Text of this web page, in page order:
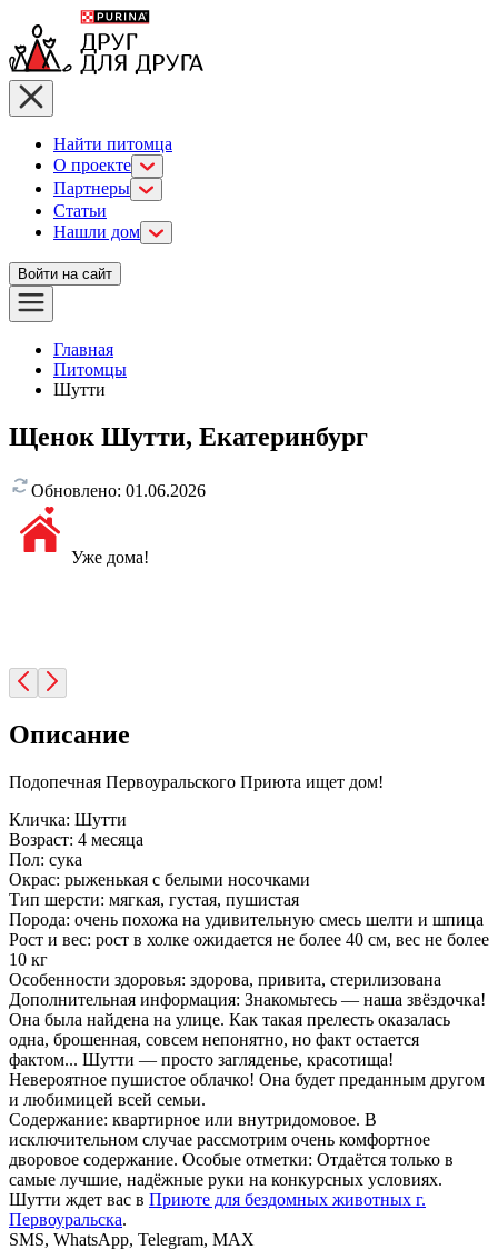
Найти питомца
О проекте
Партнеры
Статьи
Нашли дом
Войти на сайт
Главная
Питомцы
Шутти
Щенок Шутти, Екатеринбург
Обновлено: 01.06.2026
Уже дома!
Описание
Подопечная Первоуральского Приюта ищет дом!
Кличка: Шутти
Возраст: 4 месяца
Пол: сука
Окрас: рыженькая с белыми носочками
Тип шерсти: мягкая, густая, пушистая
Порода: очень похожа на удивительную смесь шелти и шпица
Рост и вес: рост в холке ожидается не более 40 см, вес не более
10 кг
Особенности здоровья: здорова, привита, стерилизована
Дополнительная информация: Знакомьтесь — наша звёздочка!
Она была найдена на улице. Как такая прелесть оказалась
одна, брошенная, совсем непонятно, но факт остается
фактом... Шутти — просто загляденье, красотища!
Невероятное пушистое облачко! Она будет преданным другом
и любимицей всей семьи.
Содержание: квартирное или внутридомовое. В
исключительном случае рассмотрим очень комфортное
дворовое содержание. Особые отметки: Отдаётся только в
самые лучшие, надёжные руки на конкурсных условиях.
Шутти ждет вас в Приюте для бездомных животных г.
Первоуральска.
SMS, WhatsApp, Telegram, MAX